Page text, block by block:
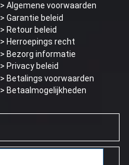
> Algemene voorwaarden
> Garantie beleid
> Retour beleid
> Herroepings recht
> Bezorg informatie
> Privacy beleid
> Betalings voorwaarden
> Betaalmogelijkheden